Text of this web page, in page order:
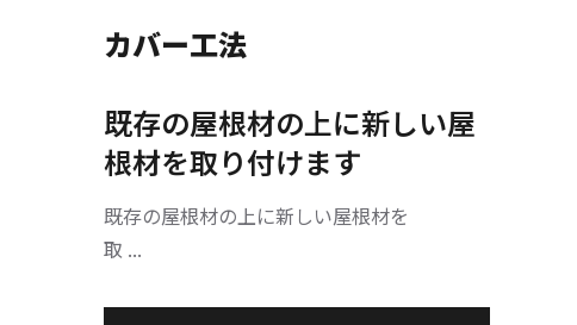
カバー工法
既存の屋根材の上に新しい屋
根材を取り付けます
既存の屋根材の上に新しい屋根材を
取 ...